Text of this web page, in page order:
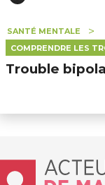
SANTÉ MENTALE
COMPRENDRE LES
Trouble
Accueil - Acteur